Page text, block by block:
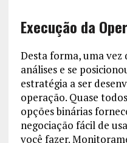
Execução da
Desta forma, uma vez
análises e se
estratégia a ser
operação. Quase
opções binárias
negociação fácil de
você fazer.